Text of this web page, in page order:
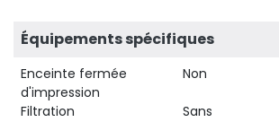
Équipements spécifiques
Enceinte fermée
d'impression
Non
Filtration Sans